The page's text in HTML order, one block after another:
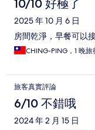
10/10 好極了
2025 年 10 月 6 日
房間乾淨，早餐可以
CHING-PING，1 晚旅
旅客真實評論
6/10 不錯哦
2024 年 2 月 15 日